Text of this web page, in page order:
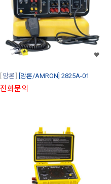
암론 [암론/AMRON] 2825A-01
전화문의